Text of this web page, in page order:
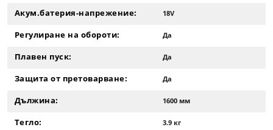
Акум.батерия-напрежение: 18V
Регулиране на обороти: Да
Плавен пуск: Да
Защита от претоварване: Да
Дължина: 1600 мм
Тегло: 3.9 кг